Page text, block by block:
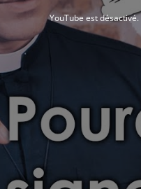
YouTube est désactivé.